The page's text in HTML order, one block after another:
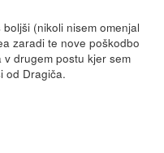
(nikoli nisem omenjal
zaradi te nove poškodbo
v drugem postu kjer sem
od Dragiča.